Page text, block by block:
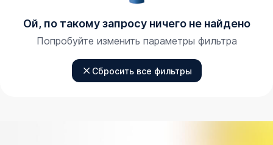
Ой, по такому запросу ничего не найдено
Попробуйте изменить параметры фильтра
Сбросить все фильтры